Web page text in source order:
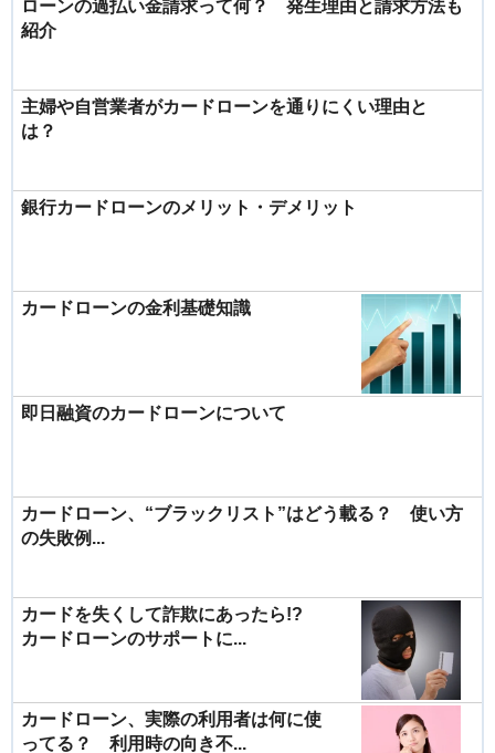
ローンの過払い金請求って何？ 発生理由と請求方法も
紹介
主婦や自営業者がカードローンを通りにくい理由と
は？
銀行カードローンのメリット・デメリット
カードローンの金利基礎知識
即日融資のカードローンについて
カードローン、“ブラックリスト”はどう載る？ 使い方
の失敗例...
カードを失くして詐欺にあったら!?
カードローンのサポートに...
カードローン、実際の利用者は何に使
ってる？ 利用時の向き不...